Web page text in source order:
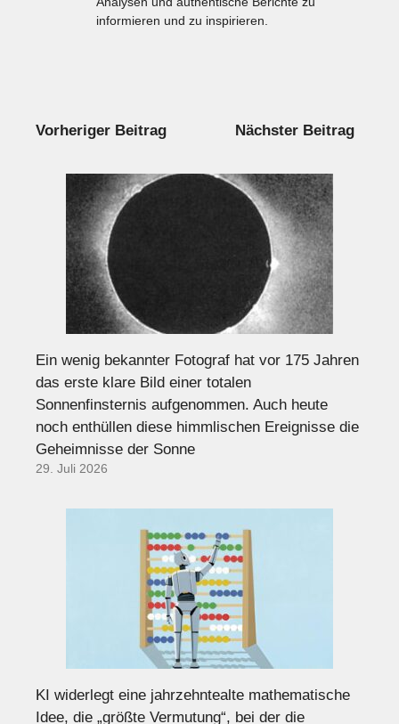
informieren und zu inspirieren.
Vorheriger Beitrag Nächster Beitrag
Ein wenig bekannter Fotograf hat vor 175 Jahren
das erste klare Bild einer totalen
Sonnenfinsternis aufgenommen. Auch heute
noch enthüllen diese himmlischen Ereignisse die
Geheimnisse der Sonne
29. Juli 2026
KI widerlegt eine jahrzehntealte mathematische
Idee, die „größte Vermutung“, bei der die